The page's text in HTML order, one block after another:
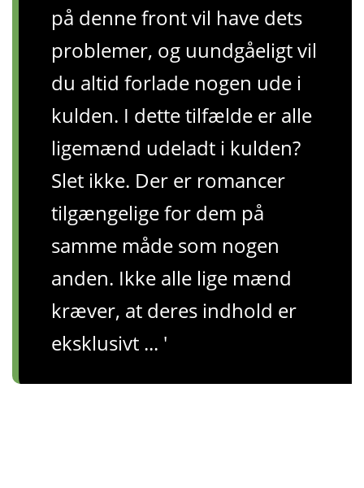
på denne front vil have dets
problemer, og uundgåeligt vil
du altid forlade nogen ude i
kulden. I dette tilfælde er alle
ligemænd udeladt i kulden?
Slet ikke. Der er romancer
tilgængelige for dem på
samme måde som nogen
anden. Ikke alle lige mænd
kræver, at deres indhold er
eksklusivt ... '